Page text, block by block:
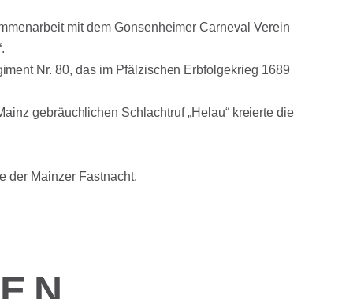
mit dem Gonsenheimer Carneval Verein
Nr. 80, das im Pfälzischen Erbfolgekrieg 1689
gebräuchlichen Schlachtruf „Helau“ kreierte die
der Mainzer Fastnacht.